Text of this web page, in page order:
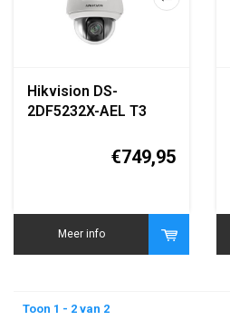
Hikvision DS-
2DF5232X-AEL T3
Dome Camera€749,95
Meer info
Toon 1 - 2 van 2